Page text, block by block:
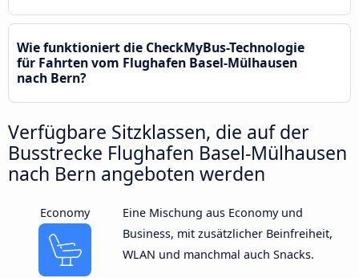
Wie funktioniert die CheckMyBus-Technologie
für Fahrten vom Flughafen Basel-Mülhausen
nach Bern?
Verfügbare Sitzklassen, die auf der
Busstrecke Flughafen Basel-Mülhausen
nach Bern angeboten werden
Economy
Eine Mischung aus Economy und
Business, mit zusätzlicher Beinfreiheit,
WLAN und manchmal auch Snacks.